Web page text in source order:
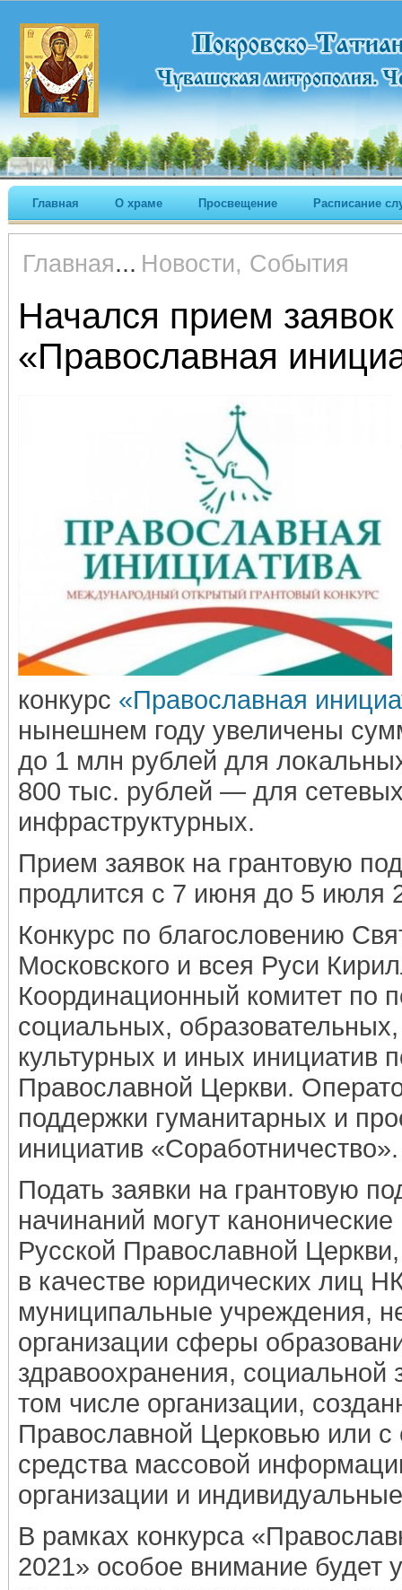
Главная О храме Просвещение Расписание
Главная... Новости, События
Начался прием заявок
«Православная
конкурс «Православная
нынешнем году увеличены
до 1 млн рублей для
800 тыс. рублей — для
инфраструктурных.
Прием заявок на грантовую
продлится с 7 июня до 5 июля
Конкурс по благословению
Московского и всея Руси
Координационный комитет по
социальных,
культурных и иных инициатив
Православной Церкви.
поддержки гуманитарных и
инициатив «Соработничество».
Подать заявки на грантовую
начинаний могут
Русской Православной
в качестве юридических лиц
муниципальные учреждения,
организации сферы
здравоохранения, социальной
том числе организации,
Православной Церковью или с
средства массовой
организации и
В рамках конкурса
2021» особое внимание будет